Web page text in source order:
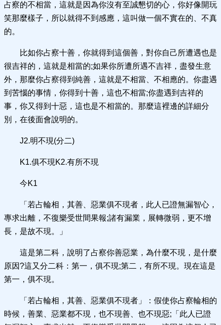
占察的不相當，這就是因為你沒有至誠懇切的心，你好像開玩
笑那麼樣子，所以就得不到感應，這叫做一個不實在的、不真
的。
比如你占察十善，你就得到這個善，對你自己所遭遇也是
很吉祥的，這就是相當的;如果你所遭所遇不吉祥，盡發生意
外，那麼你占察得到純善，這就是不相當、不相應的。你盡遇
到苦惱的事情，你得到十善，這也不相當;你盡遇到吉祥的
事，你又得到十惡，這也是不相當的。那麼這裡邊的詳細分
別，在後面會說明的。
J2.明不現(分二)
K1.俱不現K2.有所不現
今K1
「若占輪相，其善、惡業俱不現者，此人已證無漏智心，
專求出離，不復樂受世間果報;諸有漏業，展轉微弱，更不增
長，是故不現。」
這是第二科，說明了占察你善惡業，為什麼不現，是什麼
原因?這又分二科：第一，俱不現;第二，有所不現。現在這是
第一，俱不現。
「若占輪相，其善、惡業俱不現者」：假使你占察輪相的
時候，善業、惡業都不現，也不現善、也不現惡;「此人已證